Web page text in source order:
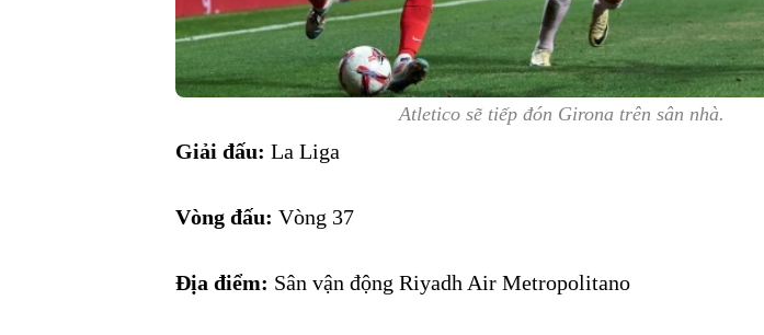
Atletico sẽ tiếp đón Girona trên sân nhà.
Giải đấu: La Liga
Vòng đấu: Vòng 37
Địa điểm: Sân vận động Riyadh Air Metropolitano